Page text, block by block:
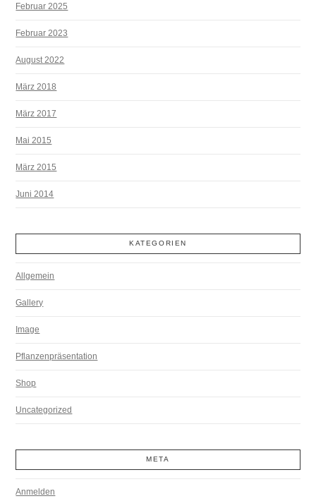
Februar 2025
Februar 2023
August 2022
März 2018
März 2017
Mai 2015
März 2015
Juni 2014
KATEGORIEN
Allgemein
Gallery
Image
Pflanzenpräsentation
Shop
Uncategorized
META
Anmelden